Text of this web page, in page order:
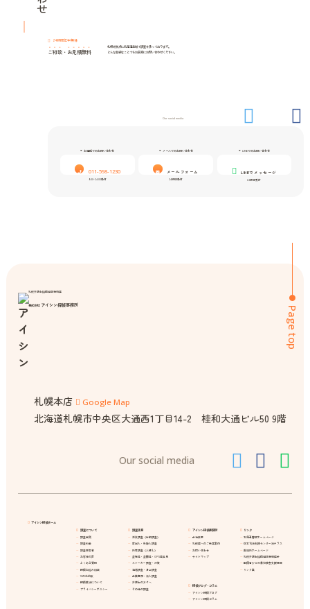
24時間年中無休
ご相談 ・ お見積無料
札幌を拠点に北海道全域で調査を承っております。
どんな些細なことでもお気軽にお問い合わせください。
Our social media
お電話でのお問い合わせ
011-598-1230
9:00-24:00受付
メールでのお問い合わせ
メールフォーム
24時間受付
LINEでのお問い合わせ
LINEでメッセージ
24時間受付
Page top
札幌弁護士協同組合特約店
株式会社 アイシン探偵事務所
札幌本店 Google Map
北海道札幌市中央区大通西1丁目14-2 桂和大通ビル50 9階
Our social media
アイシン探偵ホーム
調査について
調査事例
調査料金
調査報告書
お客様の声
よくある質問
探偵お悩み相談
10のお約束
探偵業法について
プライバシーポリシー
調査項目
浮気調査（行動調査）
家出人・失踪人調査
所在調査（人探し）
盗聴器・盗撮器・GPS器発見
ストーカー調査・対策
結婚調査・身上調査
企業信用・法人調査
弁護士の方々へ
その他の調査
アイシン探偵事務所
会社概要
札幌店へのご来店案内
お問い合わせ
サイトマップ
探偵ブログ・コラム
アイシン探偵ブログ
アイシン探偵コラム
リンク
北海道警察ホームページ
日本司法支援センター法テラス
裁判所ホームページ
札幌弁護士協同組合特約店会
配偶者からの暴力被害支援情報
リンク集